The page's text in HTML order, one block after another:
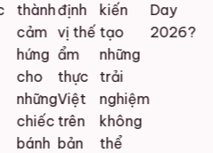
thành
cảm
hứng
cho
những
chiếc
bánh
định
vị thế
ẩm
thực
Việt
trên
bản
kiến
tạo
những
trải
nghiệm
không
thể
Day
2026?